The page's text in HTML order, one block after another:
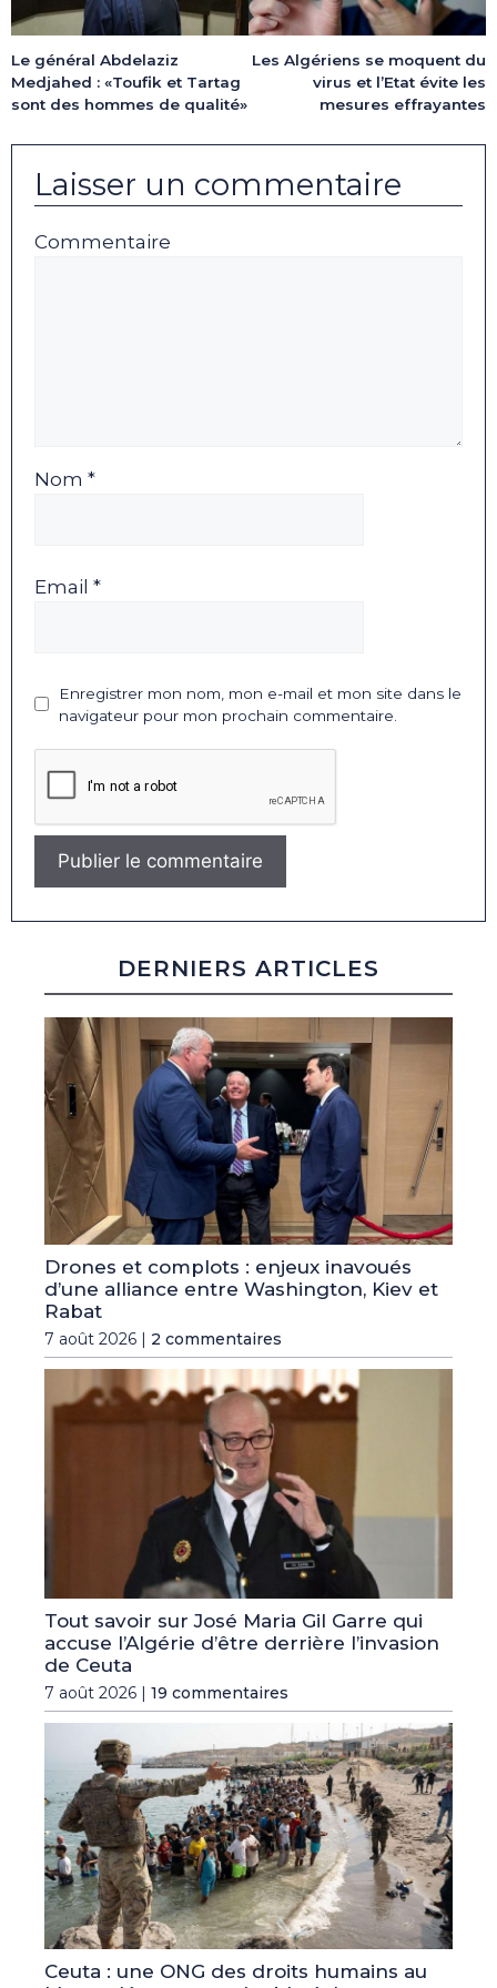
Le général Abdelaziz
Medjahed : «Toufik et Tartag
sont des hommes de qualité»
Les Algériens se moquent du
virus et l’Etat évite les
mesures effrayantes
Laisser un commentaire
Commentaire
Nom *
Email *
Enregistrer mon nom, mon e-mail et mon site dans le
navigateur pour mon prochain commentaire.
DERNIERS ARTICLES
Drones et complots : enjeux inavoués
d’une alliance entre Washington, Kiev et
Rabat
7 août 2026 | 2 commentaires
Tout savoir sur José Maria Gil Garre qui
accuse l’Algérie d’être derrière l’invasion
de Ceuta
7 août 2026 | 19 commentaires
Ceuta : une ONG des droits humains au